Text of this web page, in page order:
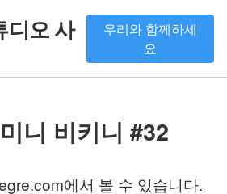
디오 사
우리와 함께하세
요
니 비키니 #32
에서 볼 수 있습니다.